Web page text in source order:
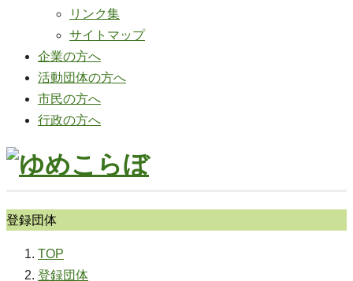
リンク集
サイトマップ
企業の方へ
活動団体の方へ
市民の方へ
行政の方へ
登録団体
TOP
登録団体